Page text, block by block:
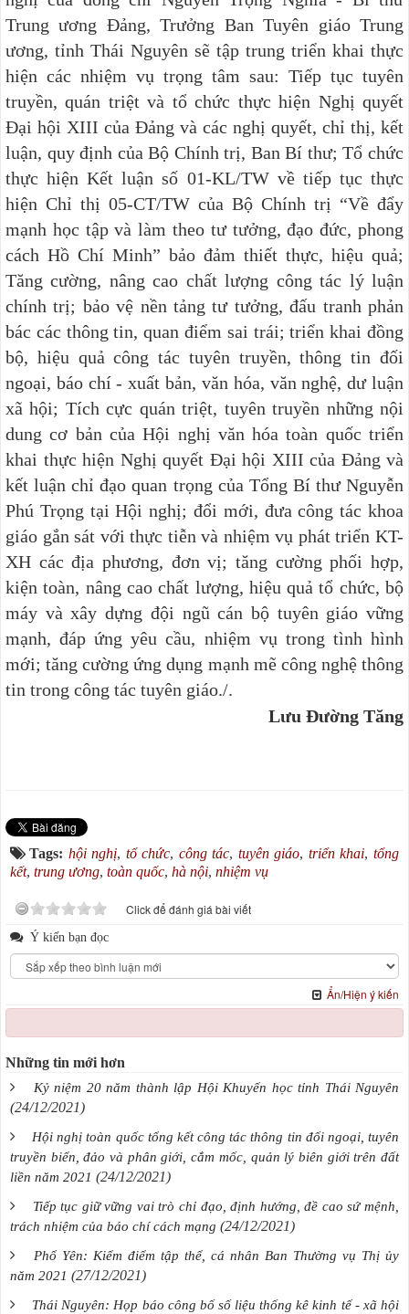
Trung ương Đảng, Trưởng Ban Tuyên giáo Trung
ương, tỉnh Thái Nguyên sẽ tập trung triển khai thực
hiện các nhiệm vụ trọng tâm sau: Tiếp tục tuyên
truyền, quán triệt và tổ chức thực hiện Nghị quyết
Đại hội XIII của Đảng và các nghị quyết, chỉ thị, kết
luận, quy định của Bộ Chính trị, Ban Bí thư; Tổ chức
thực hiện Kết luận số 01-KL/TW về tiếp tục thực
hiện Chỉ thị 05-CT/TW của Bộ Chính trị “Về đẩy
mạnh học tập và làm theo tư tưởng, đạo đức, phong
cách Hồ Chí Minh” bảo đảm thiết thực, hiệu quả;
Tăng cường, nâng cao chất lượng công tác lý luận
chính trị; bảo vệ nền tảng tư tưởng, đấu tranh phản
bác các thông tin, quan điểm sai trái; triển khai đồng
bộ, hiệu quả công tác tuyên truyền, thông tin đối
ngoại, báo chí - xuất bản, văn hóa, văn nghệ, dư luận
xã hội; Tích cực quán triệt, tuyên truyền những nội
dung cơ bản của Hội nghị văn hóa toàn quốc triển
khai thực hiện Nghị quyết Đại hội XIII của Đảng và
kết luận chỉ đạo quan trọng của Tổng Bí thư Nguyễn
Phú Trọng tại Hội nghị; đổi mới, đưa công tác khoa
giáo gắn sát với thực tiễn và nhiệm vụ phát triển KT-
XH các địa phương, đơn vị; tăng cường phối hợp,
kiện toàn, nâng cao chất lượng, hiệu quả tổ chức, bộ
máy và xây dựng đội ngũ cán bộ tuyên giáo vững
mạnh, đáp ứng yêu cầu, nhiệm vụ trong tình hình
mới; tăng cường ứng dụng mạnh mẽ công nghệ thông
tin trong công tác tuyên giáo./.
Lưu Đường Tăng
Tags: hội nghị, tổ chức, công tác, tuyên giáo, triển khai,tổng
kết, trung ương, toàn quốc, hà nội, nhiệm vụ
Click để đánh giá bài viết
Ý kiến bạn đọc
Ẩn/Hiện ý kiến
Những tin mới hơn
Kỷ niệm 20 năm thành lập Hội Khuyến học tỉnh Thái Nguyên
(24/12/2021)
Hội nghị toàn quốc tổng kết công tác thông tin đối ngoại, tuyên
truyền biển, đảo và phân giới, cắm mốc, quản lý biên giới trên đất
liền năm 2021 (24/12/2021)
Tiếp tục giữ vững vai trò chỉ đạo, định hướng, đề cao sứ mệnh,
trách nhiệm của báo chí cách mạng (24/12/2021)
Phổ Yên: Kiểm điểm tập thể, cá nhân Ban Thường vụ Thị ủy
năm 2021 (27/12/2021)
Thái Nguyên: Họp báo công bố số liệu thống kê kinh tế - xã hội